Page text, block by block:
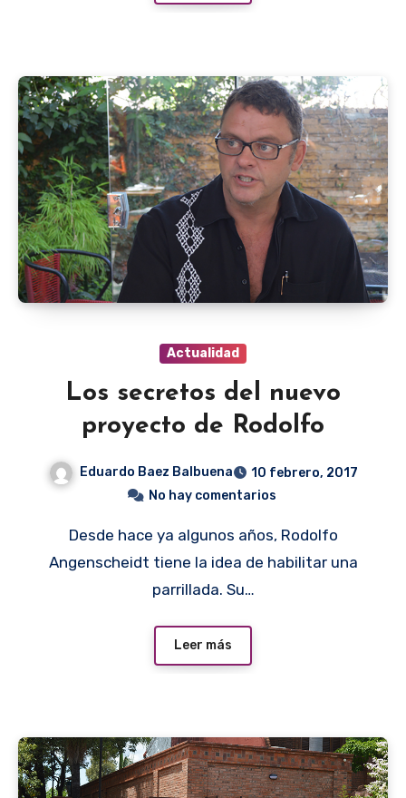
Actualidad
Los secretos del nuevo
proyecto de Rodolfo
Eduardo Baez Balbuena
10 febrero, 2017
No hay comentarios
Desde hace ya algunos años, Rodolfo
Angenscheidt tiene la idea de habilitar una
parrillada. Su…
Leer más